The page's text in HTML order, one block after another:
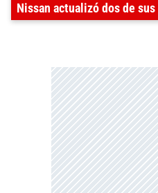
Nissan actualizó dos de